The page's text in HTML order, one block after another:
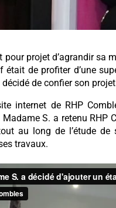
pour projet d’agrandir sa
était de profiter d’une
de confier son
internet de RHP
S. a retenu RHP
tout au long de l’étude
travaux.